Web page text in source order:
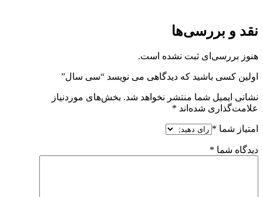
نقد و بررسی‌ها
هنوز بررسی‌ای ثبت نشده است.
اولین کسی باشید که دیدگاهی می نویسد “سی سال”
نشانی ایمیل شما منتشر نخواهد شد. بخش‌های موردنیاز
علامت‌گذاری شده‌اند *
امتیاز شما *
دیدگاه شما *